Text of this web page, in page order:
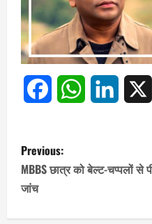
FacebookWhatsApp
P
o
s
Previous:
MBBS छात्र को बेल्ट-चप्पलों से
जांच